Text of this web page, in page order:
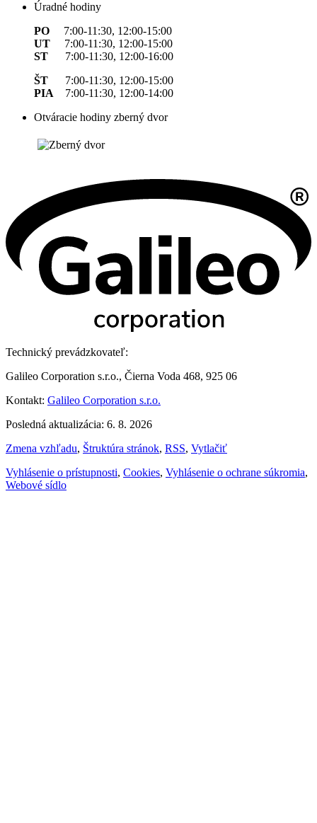
Úradné hodiny
PO 7:00-11:30, 12:00-15:00
UT 7:00-11:30, 12:00-15:00
ST 7:00-11:30, 12:00-16:00
ŠT 7:00-11:30, 12:00-15:00
PIA 7:00-11:30, 12:00-14:00
Otváracie hodiny zberný dvor
Technický prevádzkovateľ:
Galileo Corporation s.r.o., Čierna Voda 468, 925 06
Kontakt: Galileo Corporation s.r.o.
Posledná aktualizácia: 6. 8. 2026
Zmena vzhľadu, Štruktúra stránok, RSS, Vytlačiť
Vyhlásenie o prístupnosti, Cookies, Vyhlásenie o ochrane súkromia,
Webové sídlo